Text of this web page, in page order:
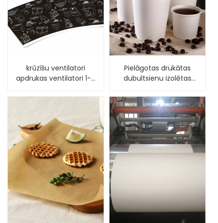
krūzīšu ventilatori
apdrukas ventilatori 1-6
papīra glāzītei
Pielāgotas drukātas
dubultsienu izolētas